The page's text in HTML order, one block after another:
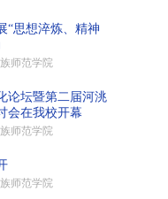
“思想淬炼、精神
师范学院
论坛暨第二届河洮
会在我校开幕
师范学院
师范学院